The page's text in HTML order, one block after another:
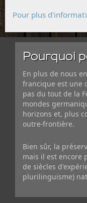
Pour plus
Pourquoi
En plus de nous
francique est une
pas du tout de la
mondes
horizons et, plus
outre-frontière.
Bien sûr, la
mais il est encore
de siècles
plurilinguisme)